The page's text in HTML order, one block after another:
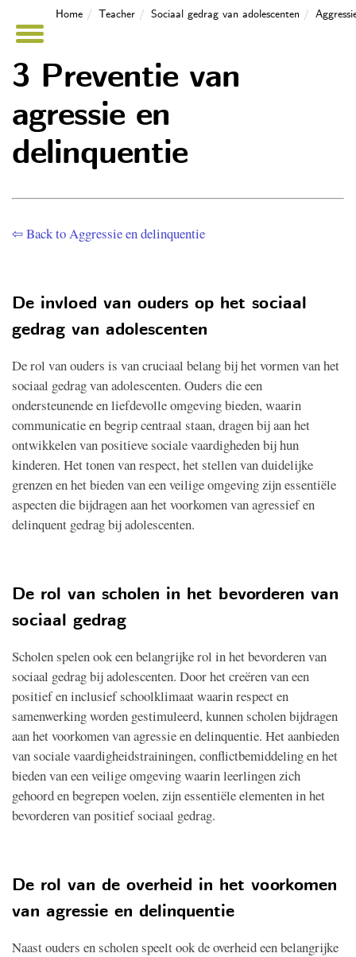
Home Teacher Sociaal gedrag van adolescenten
3 Preventie van
agressie en
delinquentie
⇦ Back to Aggressie en delinquentie
De invloed van ouders op het sociaal
gedrag van adolescenten
De rol van ouders is van cruciaal belang bij het vormen van het
sociaal gedrag van adolescenten. Ouders die een
ondersteunende en liefdevolle omgeving bieden, waarin
communicatie en begrip centraal staan, dragen bij aan het
ontwikkelen van positieve sociale vaardigheden bij hun
kinderen. Het tonen van respect, het stellen van duidelijke
grenzen en het bieden van een veilige omgeving zijn essentiële
aspecten die bijdragen aan het voorkomen van agressief en
delinquent gedrag bij adolescenten.
De rol van scholen in het bevorderen van
sociaal gedrag
Scholen spelen ook een belangrijke rol in het bevorderen van
sociaal gedrag bij adolescenten. Door het creëren van een
positief en inclusief schoolklimaat waarin respect en
samenwerking worden gestimuleerd, kunnen scholen bijdragen
aan het voorkomen van agressie en delinquentie. Het aanbieden
van sociale vaardigheidstrainingen, conflictbemiddeling en het
bieden van een veilige omgeving waarin leerlingen zich
gehoord en begrepen voelen, zijn essentiële elementen in het
bevorderen van positief sociaal gedrag.
De rol van de overheid in het voorkomen
van agressie en delinquentie
Naast ouders en scholen speelt ook de overheid een belangrijke